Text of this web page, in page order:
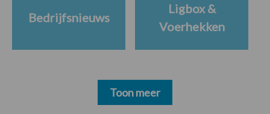
Bedrijfsnieuws
Ligbox &
Voerhekken
Toon meer